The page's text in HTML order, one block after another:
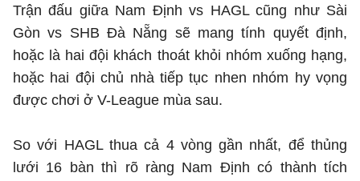
Trận đấu giữa Nam Định vs HAGL cũng như Sài
Gòn vs SHB Đà Nẵng sẽ mang tính quyết định,
hoặc là hai đội khách thoát khỏi nhóm xuống hạng,
hoặc hai đội chủ nhà tiếp tục nhen nhóm hy vọng
được chơi ở V-League mùa sau.
So với HAGL thua cả 4 vòng gần nhất, để thủng
lưới 16 bàn thì rõ ràng Nam Định có thành tích